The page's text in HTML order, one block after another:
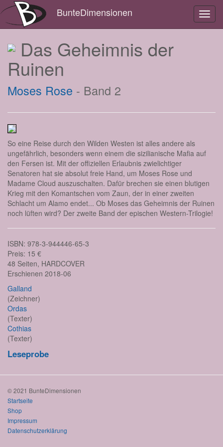
BunteDimensionen
Das Geheimnis der
Ruinen
Moses Rose - Band 2
So eine Reise durch den Wilden Westen ist alles andere als
ungefährlich, besonders wenn einem die sizilianische Mafia auf
den Fersen ist. Mit der offiziellen Erlaubnis zwielichtiger
Senatoren hat sie absolut freie Hand, um Moses Rose und
Madame Cloud auszuschalten. Dafür brechen sie einen blutigen
Krieg mit den Komantschen vom Zaun, der in einer zweiten
Schlacht um Alamo endet... Ob Moses das Geheimnis der Ruinen
noch lüften wird? Der zweite Band der epischen Western-Trilogie!
ISBN: 978-3-944446-65-3
Preis: 15 €
48 Seiten, HARDCOVER
Erschienen 2018-06
Galland
(Zeichner)
Ordas
(Texter)
Cothias
(Texter)
Leseprobe
© 2021 BunteDimensionen
Startseite
Shop
Impressum
Datenschutzerklärung